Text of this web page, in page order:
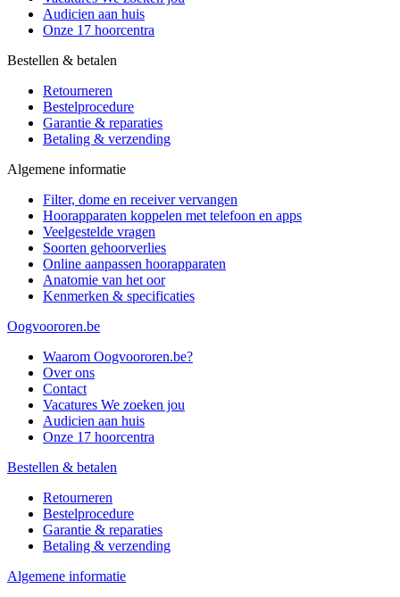
Audicien aan huis
Onze 17 hoorcentra
Bestellen & betalen
Retourneren
Bestelprocedure
Garantie & reparaties
Betaling & verzending
Algemene informatie
Filter, dome en receiver vervangen
Hoorapparaten koppelen met telefoon en apps
Veelgestelde vragen
Soorten gehoorverlies
Online aanpassen hoorapparaten
Anatomie van het oor
Kenmerken & specificaties
Oogvoororen.be
Waarom Oogvoororen.be?
Over ons
Contact
Vacatures We zoeken jou
Audicien aan huis
Onze 17 hoorcentra
Bestellen & betalen
Retourneren
Bestelprocedure
Garantie & reparaties
Betaling & verzending
Algemene informatie